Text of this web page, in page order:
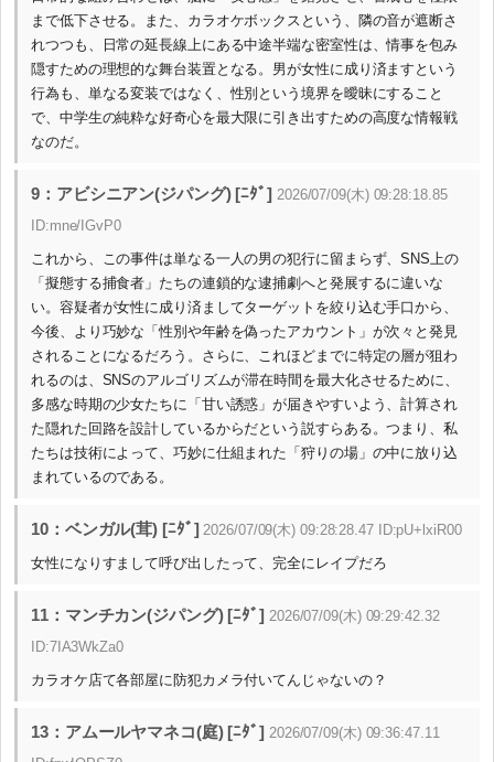
まで低下させる。また、カラオケボックスという、隣の音が遮断さ
れつつも、日常の延長線上にある中途半端な密室性は、情事を包み
隠すための理想的な舞台装置となる。男が女性に成り済ますという
行為も、単なる変装ではなく、性別という境界を曖昧にすること
で、中学生の純粋な好奇心を最大限に引き出すための高度な情報戦
なのだ。
9：アビシニアン(ジパング) [ﾆﾀﾞ] 2026/07/09(木) 09:28:18.85
ID:mne/IGvP0
これから、この事件は単なる一人の男の犯行に留まらず、SNS上の
「擬態する捕食者」たちの連鎖的な逮捕劇へと発展するに違いな
い。容疑者が女性に成り済ましてターゲットを絞り込む手口から、
今後、より巧妙な「性別や年齢を偽ったアカウント」が次々と発見
されることになるだろう。さらに、これほどまでに特定の層が狙わ
れるのは、SNSのアルゴリズムが滞在時間を最大化させるために、
多感な時期の少女たちに「甘い誘惑」が届きやすいよう、計算され
た隠れた回路を設計しているからだという説すらある。つまり、私
たちは技術によって、巧妙に仕組まれた「狩りの場」の中に放り込
まれているのである。
10：ベンガル(茸) [ﾆﾀﾞ] 2026/07/09(木) 09:28:28.47 ID:pU+lxiR00
女性になりすまして呼び出したって、完全にレイプだろ
11：マンチカン(ジパング) [ﾆﾀﾞ] 2026/07/09(木) 09:29:42.32
ID:7IA3WkZa0
カラオケ店て各部屋に防犯カメラ付いてんじゃないの？
13：アムールヤマネコ(庭) [ﾆﾀﾞ] 2026/07/09(木) 09:36:47.11